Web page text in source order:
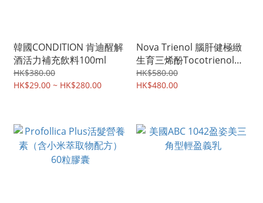
韓國CONDITION 肯迪醒解
酒活力補充飲料100ml
HK$380.00
HK$29.00 ~ HK$280.00
Nova Trienol 腦肝健極緻
生育三烯酚Tocotrienol
200mg 30粒膠囊 - 荷蘭製
造
HK$580.00
HK$480.00